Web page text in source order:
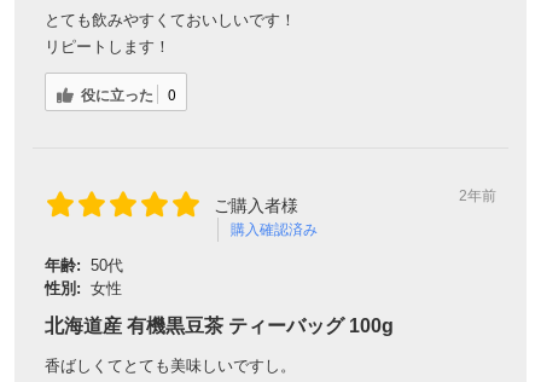
とても飲みやすくておいしいです！
リピートします！
役に立った 0
ご購入者様
購入確認済み
2年前
年齢: 50代
性別: 女性
北海道産 有機黒豆茶 ティーバッグ 100g
香ばしくてとても美味しいですし。